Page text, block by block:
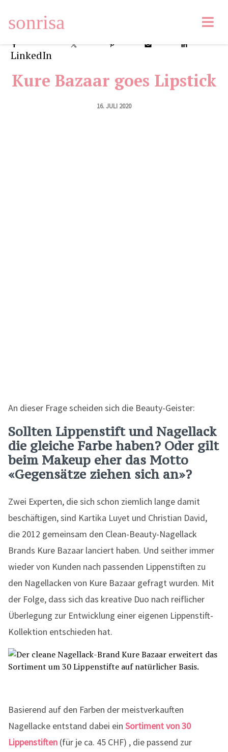
sonrisa
LinkedIn
Kure Bazaar goes Lipstick
16. JULI 2020
An dieser Frage scheiden sich die Beauty-Geister:
Sollten Lippenstift und Nagellack
die gleiche Farbe haben? Oder gilt
beim Makeup eher das Motto
«Gegensätze ziehen sich an»?
Zwei Experten, die sich schon ziemlich lange damit
beschäftigen, sind Kartika Luyet und Christian David,
die 2012 gemeinsam den Clean-Beauty-Nagellack
Brands Kure Bazaar lanciert haben. Und seither immer
wieder von Kunden nach passenden Lippenstiften zu
den Nagellacken von Kure Bazaar gefragt wurden. Mit
der Folge, dass sich das kreative Duo nach reiflicher
Überlegung zur Entwicklung einer eigenen Lippenstift-
Kollektion entschieden hat.
Basierend auf den Farben der meistverkauften
Nagellacke entstand dabei ein Sortiment von 30
Lippenstiften (für je ca. 45 CHF) , die passend zur